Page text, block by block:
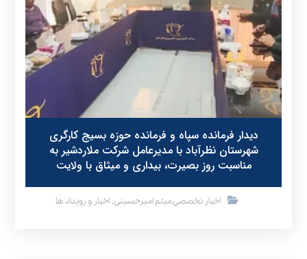
دیدار فرمانده سپاه و فرمانده حوزه بسیج کارگری
شهرستان نظرآباد با مدیرعامل شرکت ملاردشیر به
مناسبت روز بصیرت، بیداری و میثاق با ولایت
اخبار تخصصی میثم امیرحسینی,اخبار و رویداد ها